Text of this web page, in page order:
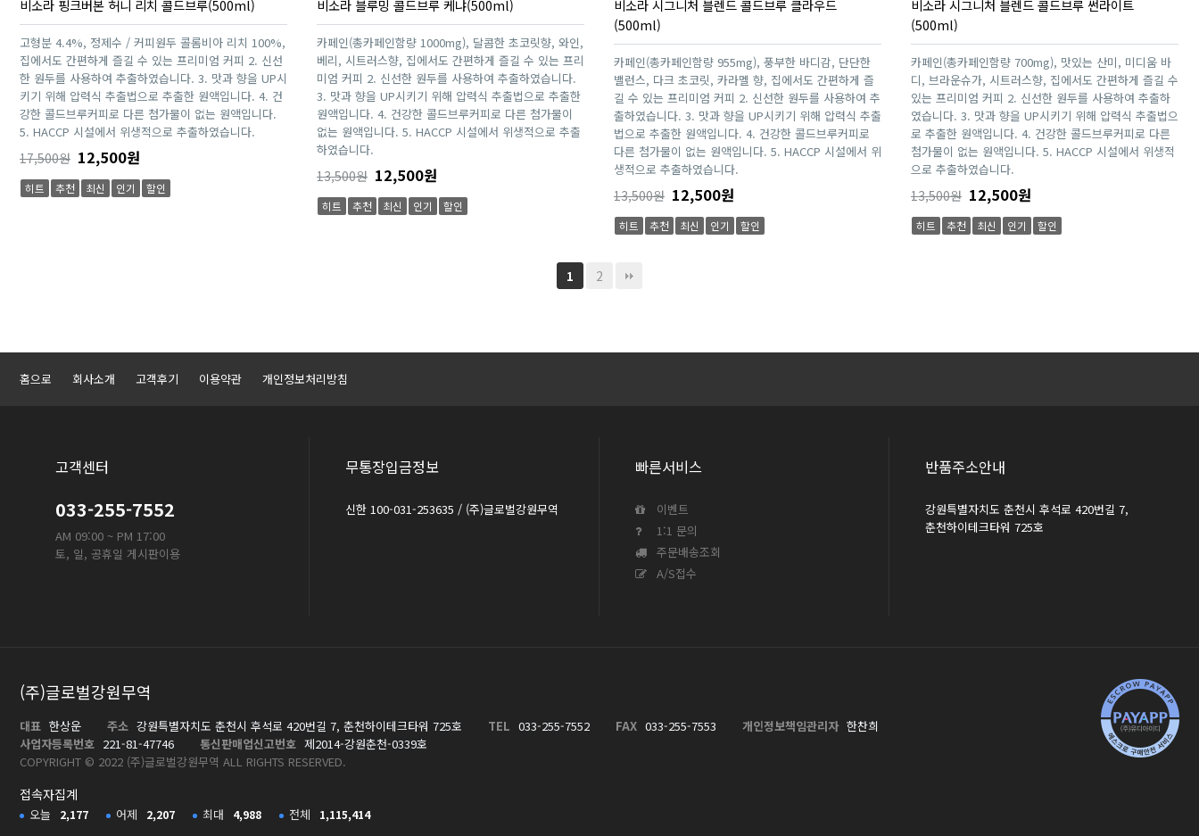
비소라 핑크버본 허니 리치 콜드브루(500ml)
고형분 4.4%, 정제수 / 커피원두 콜롬비아 리치 100%,
집에서도 간편하게 즐길 수 있는 프리미엄 커피 2. 신선
한 원두를 사용하여 추출하였습니다. 3. 맛과 향을 UP시
키기 위해 압력식 추출법으로 추출한 원액입니다. 4. 건
강한 콜드브루커피로 다른 첨가물이 없는 원액입니다.
5. HACCP 시설에서 위생적으로 추출하였습니다.
17,500원 12,500원
히트 추천 최신 인기 할인
비소라 블루밍 콜드브루 케냐(500ml)
카페인(총카페인함량 1000mg), 달콤한 초코릿향, 와인,
베리, 시트러스향, 집에서도 간편하게 즐길 수 있는 프리
미엄 커피 2. 신선한 원두를 사용하여 추출하였습니다.
3. 맛과 향을 UP시키기 위해 압력식 추출법으로 추출한
원액입니다. 4. 건강한 콜드브루커피로 다른 첨가물이
없는 원액입니다. 5. HACCP 시설에서 위생적으로 추출
하였습니다.
13,500원 12,500원
히트 추천 최신 인기 할인
비소라 시그니처 블렌드 콜드브루 클라우드
(500ml)
카페인(총카페인함량 955mg), 풍부한 바디감, 단단한
밸런스, 다크 초코릿, 카라멜 향, 집에서도 간편하게 즐
길 수 있는 프리미엄 커피 2. 신선한 원두를 사용하여 추
출하였습니다. 3. 맛과 향을 UP시키기 위해 압력식 추출
법으로 추출한 원액입니다. 4. 건강한 콜드브루커피로
다른 첨가물이 없는 원액입니다. 5. HACCP 시설에서 위
생적으로 추출하였습니다.
13,500원 12,500원
히트 추천 최신 인기 할인
비소라 시그니처 블렌드 콜드브루 썬라이트
(500ml)
카페인(총카페인함량 700mg), 맛있는 산미, 미디움 바
디, 브라운슈가, 시트러스향, 집에서도 간편하게 즐길 수
있는 프리미엄 커피 2. 신선한 원두를 사용하여 추출하
였습니다. 3. 맛과 향을 UP시키기 위해 압력식 추출법으
로 추출한 원액입니다. 4. 건강한 콜드브루커피로 다른
첨가물이 없는 원액입니다. 5. HACCP 시설에서 위생적
으로 추출하였습니다.
13,500원 12,500원
히트 추천 최신 인기 할인
1 2
홈으로 회사소개 고객후기 이용약관 개인정보처리방침
고객센터
033-255-7552
AM 09:00 ~ PM 17:00
토, 일, 공휴일 게시판이용
무통장입금정보
신한 100-031-253635 / (주)글로벌강원무역
빠른서비스
이벤트
1:1 문의
주문배송조회
A/S접수
반품주소안내
강원특별자치도 춘천시 후석로 420번길 7,
춘천하이테크타워 725호
(주)글로벌강원무역
대표 한상운 주소 강원특별자치도 춘천시 후석로 420번길 7, 춘천하이테크타워 725호 TEL 033-255-7552 FAX 033-255-7553 개인정보책임관리자 한찬희
사업자등록번호 221-81-47746 통신판매업신고번호 제2014-강원춘천-0339호
COPYRIGHT © 2022 (주)글로벌강원무역 ALL RIGHTS RESERVED.
접속자집계
오늘 2,177 어제 2,207 최대 4,988 전체 1,115,414